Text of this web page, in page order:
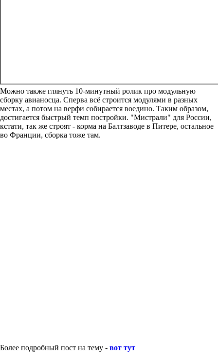
Можно также глянуть 10-минутный ролик про модульную
сборку авианосца. Сперва всё строится модулями в разных
местах, а потом на верфи собирается воедино. Таким образом,
достигается быстрый темп постройки. "Мистрали" для России,
кстати, так же строят - корма на Балтзаводе в Питере, остальное
во Франции, сборка тоже там.
Более подробный пост на тему - вот тут